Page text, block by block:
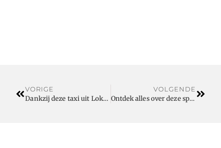
VORIGE
Dankzij deze taxi uit Lokeren reist u zonder zorgen
VOLGENDE
Ontdek alles over deze specialist zodat werfdoeken bestellen eenvoudig verloopt